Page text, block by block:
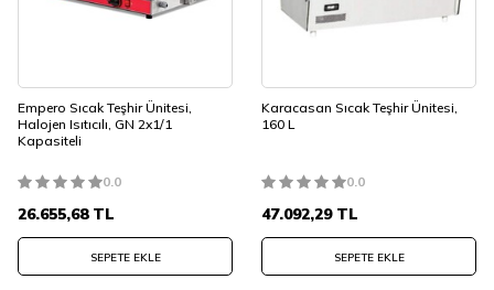
Empero Sıcak Teşhir Ünitesi,
Halojen Isıtıcılı, GN 2x1/1
Kapasiteli
0.0
26.655,68TL
SEPETE EKLE
Karacasan Sıcak Teşhir Ünitesi,
160 L
0.0
47.092,29TL
SEPETE EKLE